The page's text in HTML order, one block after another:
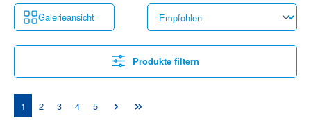
Galerieansicht
Produkte filtern
Seite
1 Seite
2 Seite
3 Seite
4 Seite
5